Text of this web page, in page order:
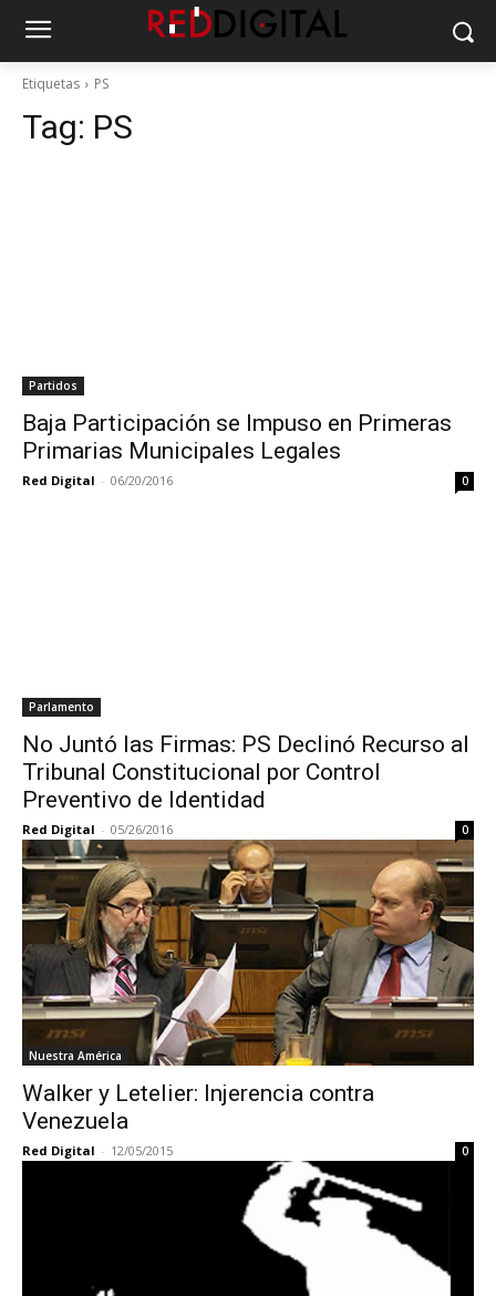
Etiquetas PS
Tag: PS
Partidos
Baja Participación se Impuso en Primeras
Primarias Municipales Legales
Red Digital - 06/20/2016 0
Parlamento
No Juntó las Firmas: PS Declinó Recurso al
Tribunal Constitucional por Control
Preventivo de Identidad
Red Digital - 05/26/2016 0
Nuestra América
Walker y Letelier: Injerencia contra
Venezuela
Red Digital - 12/05/2015 0